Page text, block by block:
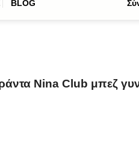
BLOG
Nina Club μπεζ